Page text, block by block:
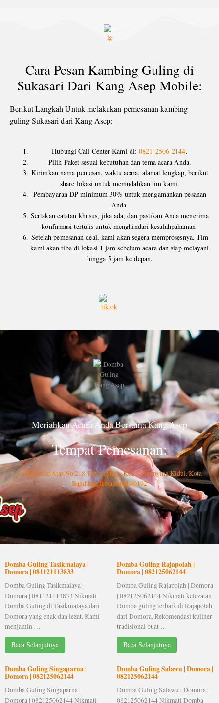
Cara Pesan Kambing Guling di
Sukasari Dari Kang Asep Mobile:
Berikut Langkah Untuk melakukan pemesanan kambing
guling Sukasari dari Kang Asep:
Hubungi Call Center Kami di:0821-2506-2144.
Pilih Paket sesuai kebutuhan dan tema acara Anda.
Kirimkan nama pemesan, waktu acara, alamat lengkap, berikut
share lokasi untuk memudahkan tim kami.
Pembayaran DP minimum 30% untuk mengamankan pesanan
Anda.
Sertakan catatan khusus, jika ada, dan pastikan Anda menerima
konfirmasi tertulis untuk menghindari kesalahpahaman.
Setelah pemesanan deal, kami akan segera memprosesnya. Tim
kami akan tiba di lokasi 1 jam sebelum acara dan siap melayani
hingga 5 jam ke depan.
Meriahkan Acara Anda Bersama Kang Asep
Tempat Pemesanan:
Jl. Padasuka Atas No.218, Pasirlayung, Kec. Cibeunying Kidul, Kota
Bandung, Jawa Barat 40192
Domba Guling Tasikmalaya |
Domora | 081121113833
Domba Guling Tasikmalaya |
Domora | 081121113833 Nikmati
Domba Guling di Tasikmalaya dari
Domora yang enak dan lezat. Kami
menjamin …
Baca Selanjutnya
Domba Guling Rajapolah |
Domora | 082125062144
Domba Guling Rajapolah | Domora
| 082125062144 Nikmati kelezatan
Domba guling terbaik di Rajapolah
dari Domora. Rekomendasi kuliner
tradisional buat …
Baca Selanjutnya
Domba Guling Singaparna |
Domora | 082125062144
Domba Guling Singaparna |
Domora | 082125062144 Nikmati
Domba Guling Salawu | Domora |
082125062144
Domba Guling Salawu | Domora |
082125062144 Nikmati Domba